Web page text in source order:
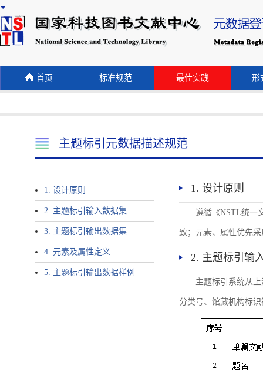
首页 标准规范 最佳实践 形
主题标引元数据描述规范
1. 设计原则
2. 主题标引输入数据集
3. 主题标引输出数据集
4. 元素及属性定义
5. 主题标引输出数据样例
1. 设计原则
遵循《NSTL统一
致；元素、属性优先
2. 主题标引输
主题标引系统从
分类号、馆藏机构标